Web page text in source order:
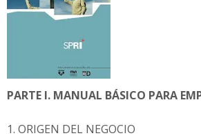
PARTE I. MANUAL BÁSICO PARA
1. ORIGEN DEL NEGOCIO